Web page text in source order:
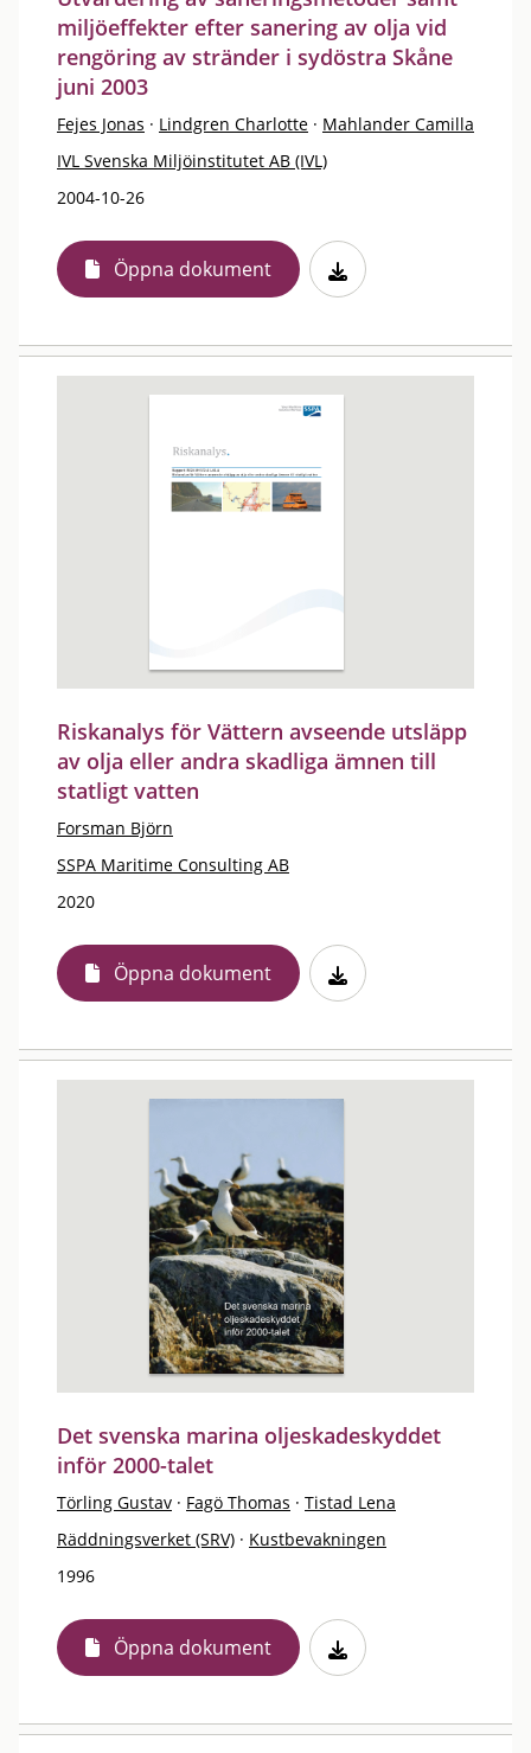
miljöeffekter efter sanering av olja vid
rengöring av stränder i sydöstra Skåne
juni 2003
Fejes Jonas · Lindgren Charlotte · Mahlander Camilla
IVL Svenska Miljöinstitutet AB (IVL)
2004-10-26
Öppna dokument
Riskanalys för Vättern avseende utsläpp
av olja eller andra skadliga ämnen till
statligt vatten
Forsman Björn
SSPA Maritime Consulting AB
2020
Öppna dokument
Det svenska marina oljeskadeskyddet
inför 2000-talet
Törling Gustav · Fagö Thomas · Tistad Lena
Räddningsverket (SRV) · Kustbevakningen
1996
Öppna dokument